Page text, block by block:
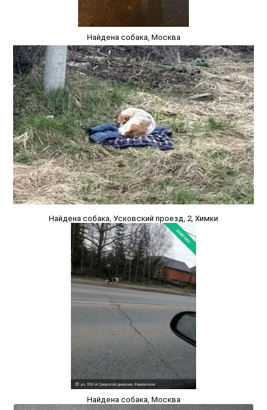
Найдена собака, Москва
Найдена собака, Усковский проезд, 2, Химки
Найдена собака, Москва